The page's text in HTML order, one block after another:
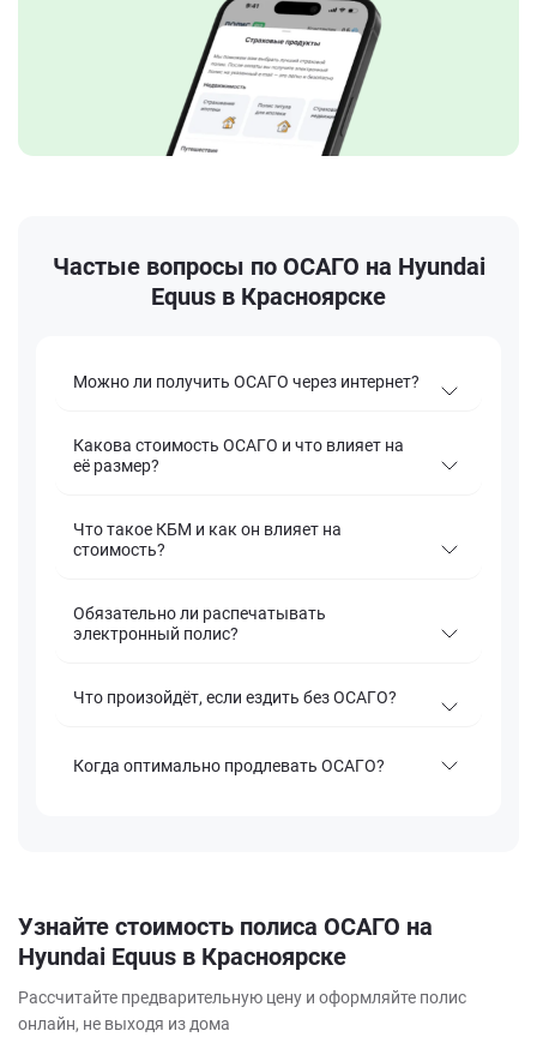
Частые вопросы по ОСАГО на Hyundai
Equus в Красноярске
Можно ли получить ОСАГО через интернет?
Какова стоимость ОСАГО и что влияет на
её размер?
Что такое КБМ и как он влияет на
стоимость?
Обязательно ли распечатывать
электронный полис?
Что произойдёт, если ездить без ОСАГО?
Когда оптимально продлевать ОСАГО?
Узнайте стоимость полиса ОСАГО на
Hyundai Equus в Красноярске
Рассчитайте предварительную цену и оформляйте полис
онлайн, не выходя из дома